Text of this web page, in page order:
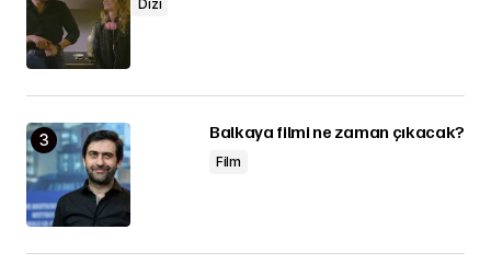
Dizi
Balkaya filmi ne zaman çıkacak?
Film